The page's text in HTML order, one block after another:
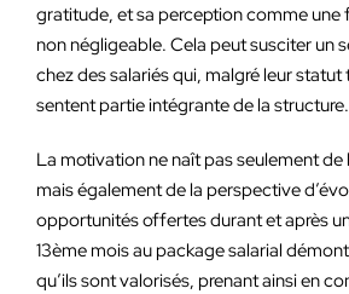
gratitude, et sa perception comme
non négligeable. Cela peut susciter un
chez des salariés qui, malgré leur
sentent partie intégrante de la structure.
La motivation ne naît pas seulement de
mais également de la perspective
opportunités offertes durant et après
13ème mois au package salarial
qu’ils sont valorisés, prenant ainsi en